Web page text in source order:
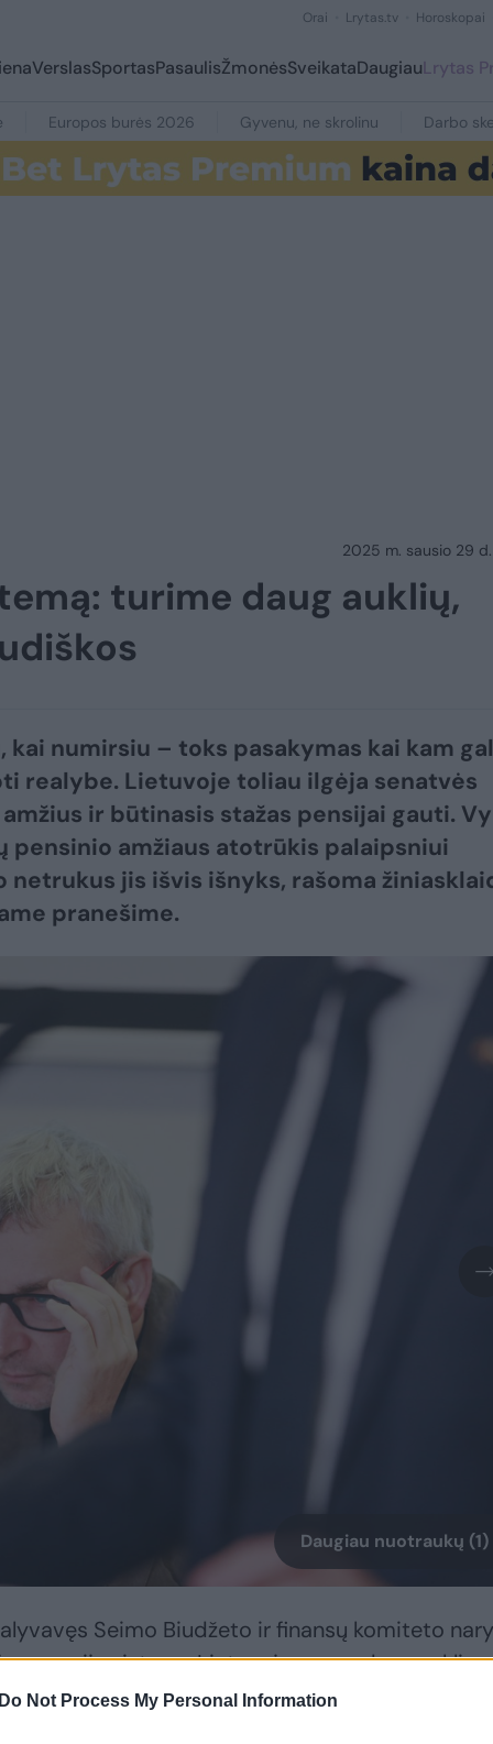
Do Not Process My Personal Information
Orai Lrytas.tv Horoskopai
VerslasSportasPasaulisŽmonėsSveikataDaugiauLrytas
Europos burės 2026 Gyvenu, ne skrolinu Darbo
2025 m. sausio 29 d.
turime daug auklių,
kai numirsiu – toks pasakymas kai kam
realybe. Lietuvoje toliau ilgėja senatvės
ir būtinasis stažas pensijai gauti.
pensinio amžiaus atotrūkis palaipsniui
netrukus jis išvis išnyks, rašoma
pranešime.
Daugiau nuotraukų (1)
Seimo Biudžeto ir finansų komiteto
pensijų sistema Lietuvoje yra su daug auklių,